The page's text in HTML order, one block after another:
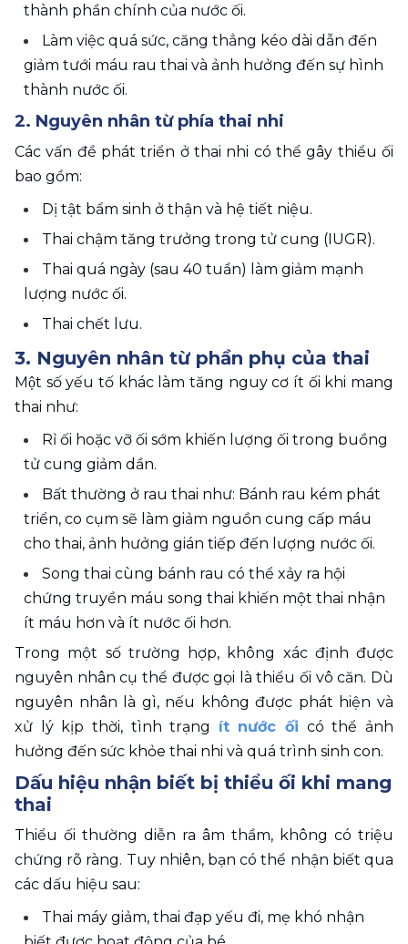
thành phần chính của nước ối.
Làm việc quá sức, căng thẳng kéo dài dẫn đến
giảm tưới máu rau thai và ảnh hưởng đến sự hình
thành nước ối.
2. Nguyên nhân từ phía thai nhi
Các vấn đề phát triển ở thai nhi có thể gây thiểu ối
bao gồm:
Dị tật bẩm sinh ở thận và hệ tiết niệu.
Thai chậm tăng trưởng trong tử cung (IUGR).
Thai quá ngày (sau 40 tuần) làm giảm mạnh
lượng nước ối.
Thai chết lưu.
3. Nguyên nhân từ phần phụ của thai
Một số yếu tố khác làm tăng nguy cơ ít ối khi mang
thai như:
Rỉ ối hoặc vỡ ối sớm khiến lượng ối trong buồng
tử cung giảm dần.
Bất thường ở rau thai như: Bánh rau kém phát
triển, co cụm sẽ làm giảm nguồn cung cấp máu
cho thai, ảnh hưởng gián tiếp đến lượng nước ối.
Song thai cùng bánh rau có thể xảy ra hội
chứng truyền máu song thai khiến một thai nhận
ít máu hơn và ít nước ối hơn.
Trong một số trường hợp, không xác định được
nguyên nhân cụ thể được gọi là thiểu ối vô căn. Dù
nguyên nhân là gì, nếu không được phát hiện và
xử lý kịp thời, tình trạng ít nước ối có thể ảnh
hưởng đến sức khỏe thai nhi và quá trình sinh con.
Dấu hiệu nhận biết bị thiểu ối khi mang
thai
Thiểu ối thường diễn ra âm thầm, không có triệu
chứng rõ ràng. Tuy nhiên, bạn có thể nhận biết qua
các dấu hiệu sau:
Thai máy giảm, thai đạp yếu đi, mẹ khó nhận